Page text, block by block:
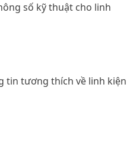
số kỹ thuật cho linh
tin tương thích về linh kiện